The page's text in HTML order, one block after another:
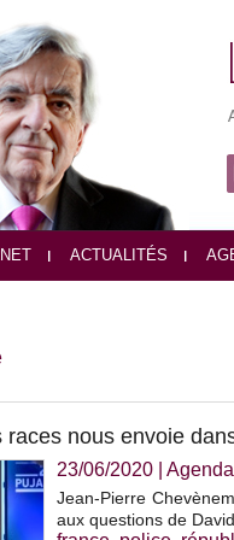
ACTUALITÉS
races nous envoie
23/06/2020
Jean-Pierre
aux questions de